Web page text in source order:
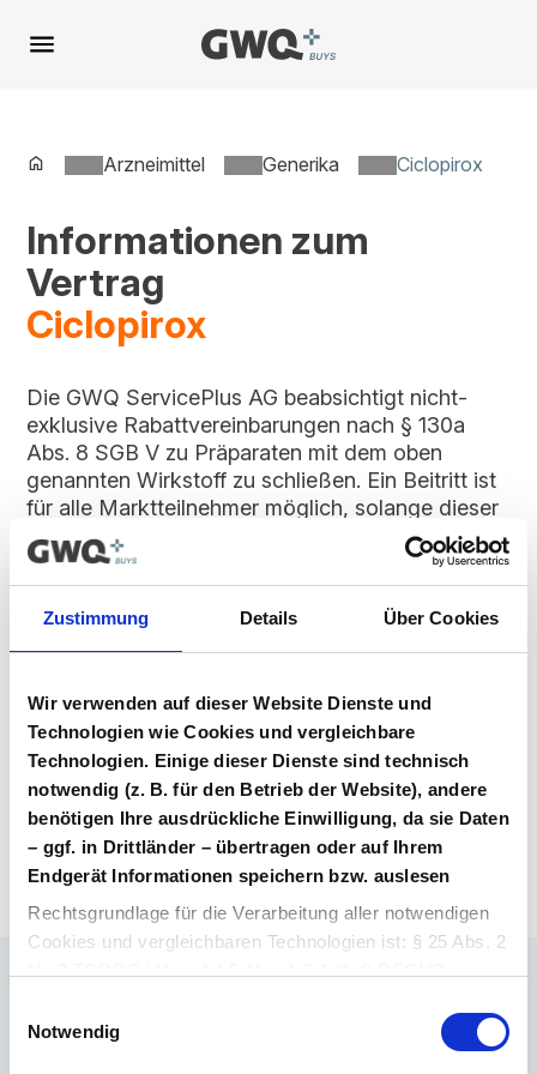
Zustimmung Details Über Cookies
Wir verwenden auf dieser Website Dienste und
Technologien wie Cookies und vergleichbare
Technologien. Einige dieser Dienste sind technisch
notwendig (z. B. für den Betrieb der Website), andere
benötigen Ihre ausdrückliche Einwilligung, da sie Daten
– ggf. in Drittländer – übertragen oder auf Ihrem
Endgerät Informationen speichern bzw. auslesen
Rechtsgrundlage für die Verarbeitung aller notwendigen
Cookies und vergleichbaren Technologien ist: § 25 Abs. 2
Rechtsgrundlage für die Verarbeitung aller weiteren
Notwendig
Spring
zu
Arzneimittel Generika Ciclopirox
Informationen zum
Vertrag
Ciclopirox
Die GWQ ServicePlus AG beabsichtigt nicht-
exklusive Rabattvereinbarungen nach § 130a
Abs. 8 SGB V zu Präparaten mit dem oben
genannten Wirkstoff zu schließen. Ein Beitritt ist
für alle Marktteilnehmer möglich, solange dieser
Vertrag im Vergabeportal gelistet ist.
herunterzuladen. Sie haben noch kein
Benutzerkonto? Dann können Sie sich hier
direkt registrieren.
Login Arzneimittel Konto erstellen
Dr. Barthold Deiters